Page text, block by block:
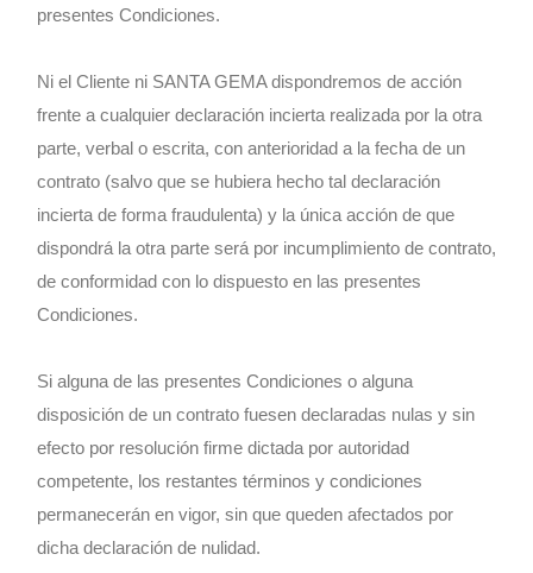
presentes Condiciones.
Ni el Cliente ni SANTA GEMA dispondremos de acción
frente a cualquier declaración incierta realizada por la otra
parte, verbal o escrita, con anterioridad a la fecha de un
contrato (salvo que se hubiera hecho tal declaración
incierta de forma fraudulenta) y la única acción de que
dispondrá la otra parte será por incumplimiento de contrato,
de conformidad con lo dispuesto en las presentes
Condiciones.
Si alguna de las presentes Condiciones o alguna
disposición de un contrato fuesen declaradas nulas y sin
efecto por resolución firme dictada por autoridad
competente, los restantes términos y condiciones
permanecerán en vigor, sin que queden afectados por
dicha declaración de nulidad.